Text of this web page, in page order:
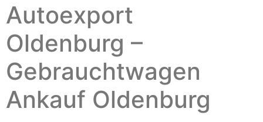
Autoexport
Oldenburg –
Gebrauchtwagen
Ankauf Oldenburg